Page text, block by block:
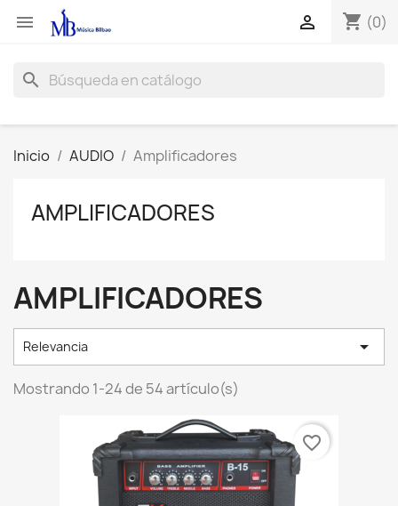
 shopping_cart (0)

search
Inicio AUDIO Amplificadores
AMPLIFICADORES
AMPLIFICADORES
Relevancia 
Mostrando 1-24 de 54 artículo(s)
favorite_border